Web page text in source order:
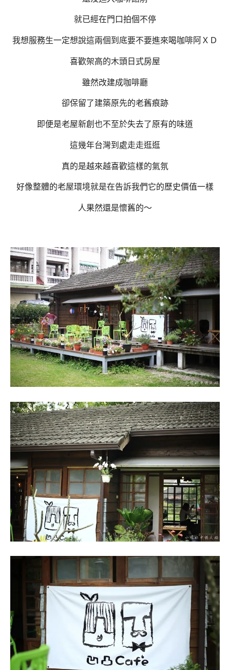
就已經在門口拍個不停
我想服務生一定想說這兩個到底要不要進來喝咖啡阿ＸＤ
喜歡架高的木頭日式房屋
雖然改建成咖啡廳
卻保留了建築原先的老舊痕跡
即便是老屋新創也不至於失去了原有的味道
這幾年台灣到處走走逛逛
真的是越來越喜歡這樣的氣氛
好像整體的老屋環境就是在告訴我們它的歷史價值一樣
人果然還是懷舊的～